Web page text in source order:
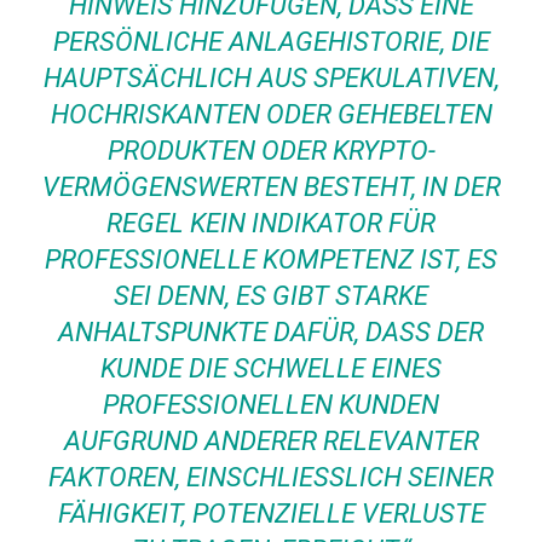
ERSÖNLICHE ANLAGEHISTORIE, DIE H
AUPTSÄCHLICH AUS SPEKULATIVEN, H
OCHRISKANTEN ODER GEHEBELTEN P
RODUKTEN ODER KRYPTO-V
ERMÖGENSWERTEN BESTEHT, IN DER R
EGEL KEIN INDIKATOR FÜR P
ROFESSIONELLE KOMPETENZ IST, ES S
EI DENN, ES GIBT STARKE A
NHALTSPUNKTE DAFÜR, DASS DER K
UNDE DIE SCHWELLE EINES P
ROFESSIONELLEN KUNDEN A
UFGRUND ANDERER RELEVANTER F
AKTOREN, EINSCHLIESSLICH SEINER FÄ
HIGKEIT, POTENZIELLE VERLUSTE ZU